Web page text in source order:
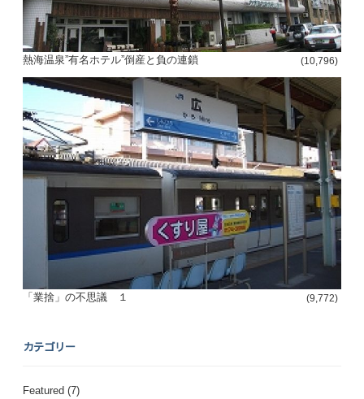
熱海温泉”有名ホテル”倒産と負の連鎖 (10,796)
「業捨」の不思議 １ (9,772)
カテゴリー
Featured (7)